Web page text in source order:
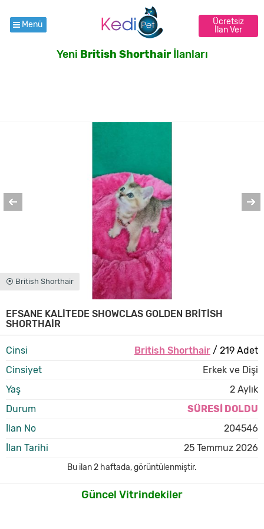
Menü
Ücretsiz
İlan Ver
Yeni British Shorthairİlanları
⦿ British Shorthair
EFSANE KALİTEDE SHOWCLAS GOLDEN BRİTİSH
SHORTHAİR
Cinsi British Shorthair/ 219 Adet
Cinsiyet
Erkek ve Dişi
Yaş
2 Aylık
Durum
SÜRESİ DOLDU
İlan No
204546
İlan Tarihi
25 Temmuz 2026
Bu ilan2 haftada,görüntülenmiştir.
Güncel Vitrindekiler